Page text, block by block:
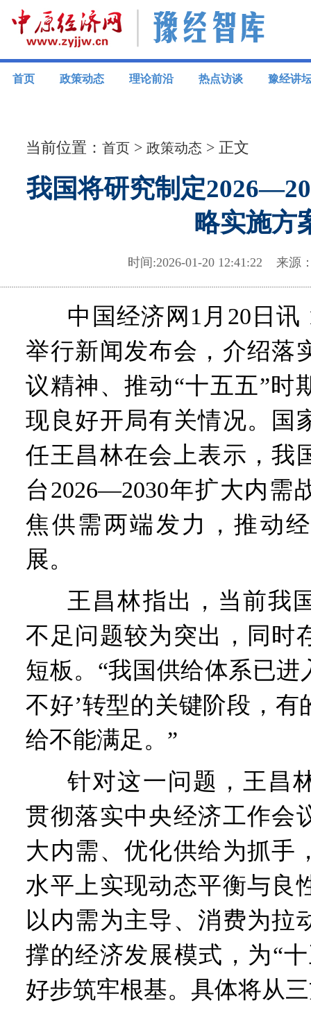
首页 政策动态 理论前沿 热点访谈 豫经讲
当前位置：首页 >政策动态 > 正文
我国将研究制定
略实施方
时间:2026-01-20 12:41:22 来
中国经济网1月20日讯
举行新闻发布会，介绍落
议精神、推动“十五五”时
现良好开局有关情况。国
任王昌林在会上表示，我
台2026—2030年扩大内需
焦供需两端发力，推动
展。
王昌林指出，当前我
不足问题较为突出，同时
短板。“我国供给体系已进
不好’转型的关键阶段，有
给不能满足。”
针对这一问题，王昌
贯彻落实中央经济工作会
大内需、优化供给为抓手
水平上实现动态平衡与良
以内需为主导、消费为拉
撑的经济发展模式，为“
好步筑牢根基。具体将从